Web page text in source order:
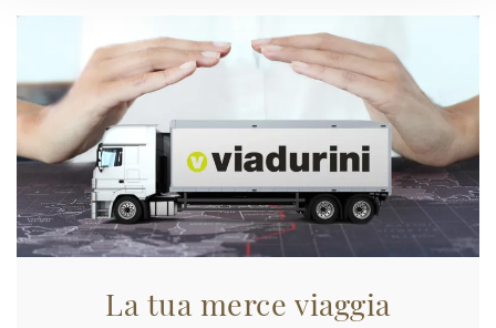
La tua merce viaggia